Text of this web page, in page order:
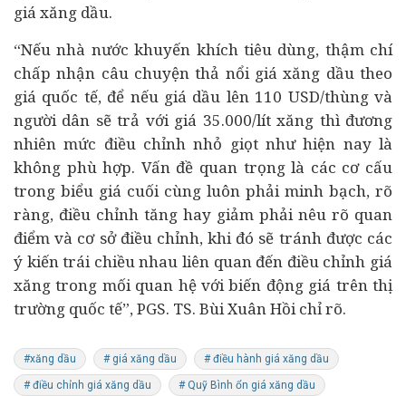
giá xăng dầu.
“Nếu nhà nước khuyến khích tiêu dùng, thậm chí
chấp nhận câu chuyện thả nổi giá xăng dầu theo
giá quốc tế, để nếu giá dầu lên 110 USD/thùng và
người dân sẽ trả với giá 35.000/lít xăng thì đương
nhiên mức điều chỉnh nhỏ giọt như hiện nay là
không phù hợp. Vấn đề quan trọng là các cơ cấu
trong biểu giá cuối cùng luôn phải minh bạch, rõ
ràng, điều chỉnh tăng hay giảm phải nêu rõ quan
điểm và cơ sở điều chỉnh, khi đó sẽ tránh được các
ý kiến trái chiều nhau liên quan đến điều chỉnh giá
xăng trong mối quan hệ với biến động giá trên thị
trường quốc tế”, PGS. TS. Bùi Xuân Hồi chỉ rõ.
#xăng dầu # giá xăng dầu # điều hành giá xăng dầu
# điều chỉnh giá xăng dầu # Quỹ Bình ổn giá xăng dầu